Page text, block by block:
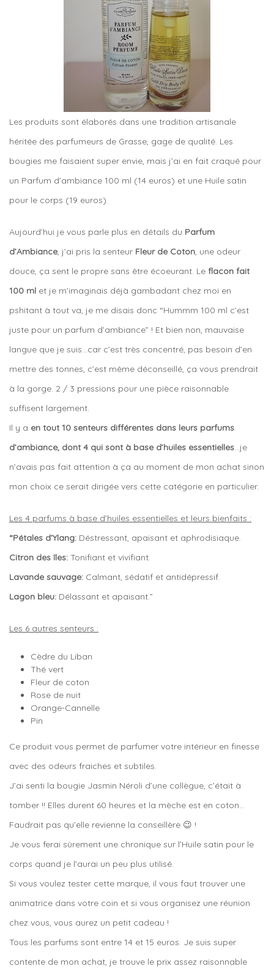
Les produits sont élaborés dans une tradition artisanale
héritée des parfumeurs de Grasse, gage de qualité. Les
bougies me faisaient super envie, mais j’ai en fait craqué pour
un Parfum d’ambiance 100 ml (14 euros) et une Huile satin
pour le corps (19 euros).
Aujourd’hui je vous parle plus en détails du Parfum
d’Ambiance, j’ai pris la senteur Fleur de Coton, une odeur
douce, ça sent le propre sans être écoeurant. Le flacon fait
100 ml et je m’imaginais déjà gambadant chez moi en
pshitant à tout va, je me disais donc “Hummm 100 ml c’est
juste pour un parfum d’ambiance” ! Et bien non, mauvaise
langue que je suis…car c’est très concentré, pas besoin d’en
mettre des tonnes, c’est même déconseillé, ça vous prendrait
à la gorge. 2 / 3 pressions pour une pièce raisonnable
suffisent largement.
Il y a en tout 10 senteurs différentes dans leurs parfums
d’ambiance, dont 4 qui sont à base d’huiles essentielles…je
n’avais pas fait attention à ça au moment de mon achat sinon
mon choix ce serait dirigée vers cette catégorie en particulier.
Les 4 parfums à base d’huiles essentielles et leurs bienfaits :
“Pétales d’Ylang: Déstressant, apaisant et aphrodisiaque.
Citron des îles: Tonifiant et vivifiant.
Lavande sauvage: Calmant, sédatif et antidépressif.
Lagon bleu: Délassant et apaisant.”
Les 6 autres senteurs :
Cèdre du Liban
Thé vert
Fleur de coton
Rose de nuit
Orange-Cannelle
Pin
Ce produit vous permet de parfumer votre intérieur en finesse
avec des odeurs fraiches et subtiles.
J’ai senti la bougie Jasmin Néroli d’une collègue, c’était à
tomber !! Elles durent 60 heures et la mèche est en coton…
Faudrait pas qu’elle revienne la conseillère 😉 !
Je vous ferai sûrement une chronique sur l’Huile satin pour le
corps quand je l’aurai un peu plus utilisé.
Si vous voulez tester cette marque, il vous faut trouver une
animatrice dans votre coin et si vous organisez une réunion
chez vous, vous aurez un petit cadeau !
Tous les parfums sont entre 14 et 15 euros. Je suis super
contente de mon achat, je trouve le prix assez raisonnable